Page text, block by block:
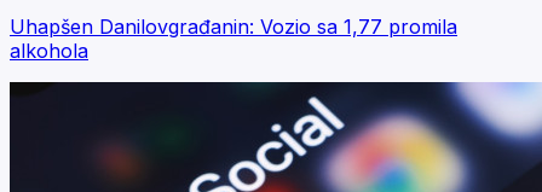
Uhapšen Danilovgrađanin: Vozio sa 1,77 promila
alkohola